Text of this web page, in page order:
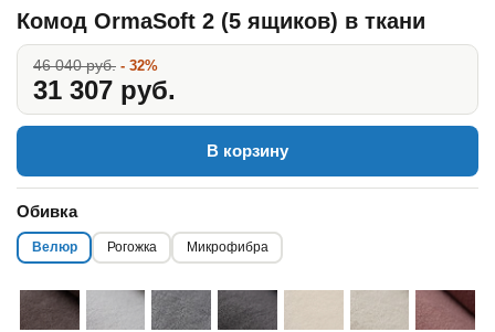
Комод OrmaSoft 2 (5 ящиков) в ткани
46 040 руб. - 32%
31 307 руб.
В корзину
Обивка
Велюр Рогожка Микрофибра